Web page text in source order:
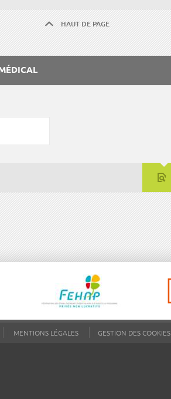
HAUT DE PAGE
MENTIONS LÉGALES GESTION DES COOKIES